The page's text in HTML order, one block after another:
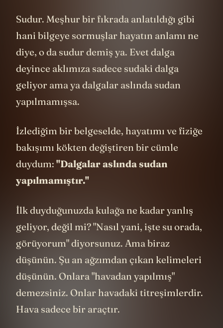
Sudur. Meşhur bir fıkrada anlatıldığı gibi
hani bilgeye sormuşlar hayatın anlamı ne
diye, o da sudur demiş ya. Evet dalga
deyince aklımıza sadece sudaki dalga
geliyor ama ya dalgalar aslında sudan
yapılmamışsa.
İzlediğim bir belgeselde, hayatımı ve fiziğe
bakışımı kökten değiştiren bir cümle
duydum: "Dalgalar aslında sudan
yapılmamıştır."
İlk duyduğunuzda kulağa ne kadar yanlış
geliyor, değil mi? "Nasıl yani, işte su orada,
görüyorum" diyorsunuz. Ama biraz
düşünün. Şu an ağzımdan çıkan kelimeleri
düşünün. Onlara "havadan yapılmış"
demezsiniz. Onlar havadaki titreşimlerdir.
Hava sadece bir araçtır.